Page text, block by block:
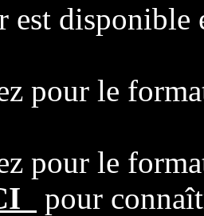
est disponible
pour le
pour le
pour